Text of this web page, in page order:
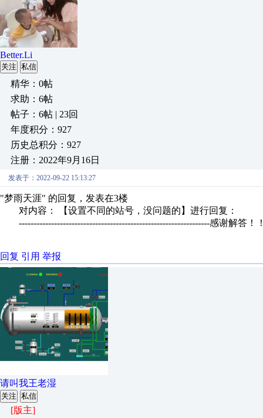
Better.Li
关注 私信
精华：0帖
求助：6帖
帖子：6帖 | 23回
年度积分：927
历史总积分：927
注册：2022年9月16日
发表于：2022-09-22 15:13:27
"梦雨天涯" 的回复，发表在3楼
对内容： 【设置不同的站号，没问题的】进行回复：
-----------------------------------------------------------------感谢解答！
回复 引用 举报
请叫我王老湿
关注 私信
[版主]